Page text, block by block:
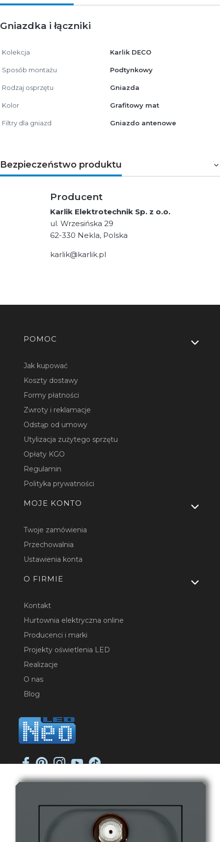
Gniazdka i łączniki
Kolekcja Karlik DECO
Sposób montażu Podtynkowy
Rodzaj osprzętu Gniazda
Kolor Grafitowy mat
Filtry dla gniazd Gniazdo antenowe
Bezpieczeństwo produktu
Producent
Karlik Elektrotechnik Sp. z o.o.
ul. Wrzesińska 29
62-330 Nekla, Polska
karlik@karlik.pl
Linki w stopce
POMOC
Jak kupować
Koszty dostawy
Formy płatności
Zwroty i reklamacje
Odstąp od umowy
Utylizacja zużytego sprzętu
Opłaty KGO
Regulamin
Polityka prywatności
MOJE KONTO
Twoje zamówienia
Przechowalnia
Ustawienia konta
O FIRMIE
Kontakt
Hurtownia elektryczna online
Producenci i marki
Projekty oświetlenia LED
Realizacje
O nas
Blog
ul. Jana Długosza 2